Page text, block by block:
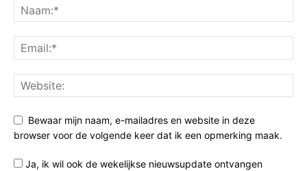
Bewaar mijn naam, e-mailadres en website in deze
browser voor de volgende keer dat ik een opmerking maak.
Ja, ik wil ook de wekelijkse nieuwsupdate ontvangen